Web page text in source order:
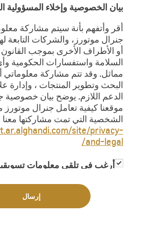
بيان الخصوصية وإخلاء المسؤولية
أقر وأتفهم بأنة سيتم مشاركة
جنرال موتورز، والشركات التابعة
أو الأطراف الأخرى بموجب القانون
السلامة واستفسارات الحكومية
مماثل. وقد تتم مشاركة معلوماتي
البحث وتطوير المنتجات ، وإدارة
الدعم اللازم. يوضح بيان خصوصية
موقعنا كيفية تعامل جنرال موتورز
الشخصية التي تمت مشاركتها معنا
site/privacy-
and-legal/
أرغب في تلقي معلومات
بمعلومات تسويقية
إرسال